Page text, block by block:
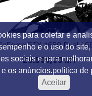
para coletar e
e o uso do
sociais e para
os anúncios.política de
Aceitar
GTX 1650 Dual
29.500,00 MT